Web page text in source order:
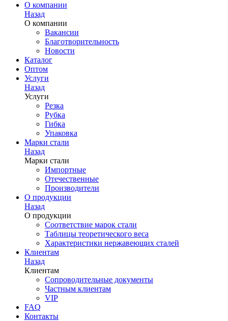
О компании
Назад
О компании
Вакансии
Благотворительность
Новости
Каталог
Оптом
Услуги
Назад
Услуги
Резка
Рубка
Гибка
Упаковка
Марки стали
Назад
Марки стали
Импортные
Отечественные
Производители
О продукции
Назад
О продукции
Соответствие марок стали
Таблицы теоретического веса
Характеристики нержавеющих сталей
Клиентам
Назад
Клиентам
Сопроводительные документы
Частным клиентам
VIP
FAQ
Контакты